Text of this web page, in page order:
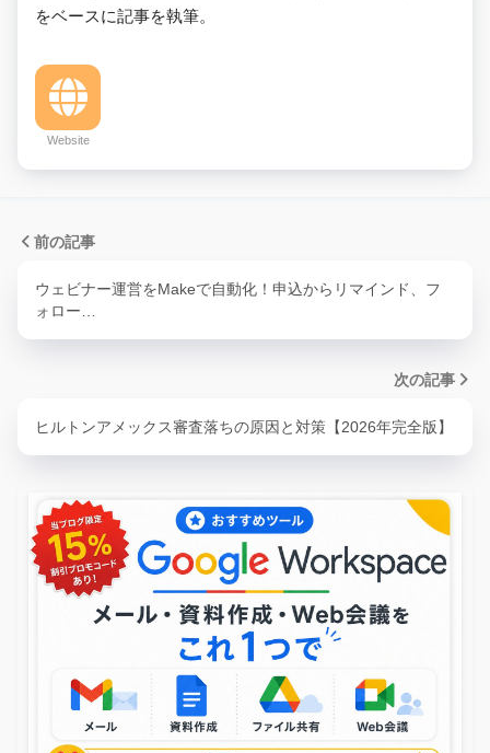
をベースに記事を執筆。
Website
前の記事
ウェビナー運営をMakeで自動化！申込からリマインド、フ
ォロー…
次の記事
ヒルトンアメックス審査落ちの原因と対策【2026年完全版】